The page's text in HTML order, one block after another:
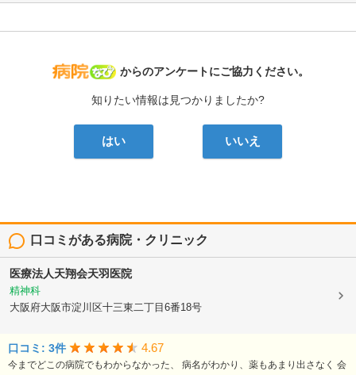
病院なび
からのアンケートにご協力ください。
知りたい情報は見つかりましたか?
はい いいえ
口コミがある病院・クリニック
医療法人天翔会天羽医院
精神科
大阪府大阪市淀川区十三東二丁目6番18号
口コミ: 3件 4.67
今までどこの病院でもわからなかった、 病名がわかり、薬もあまり出さなく 会